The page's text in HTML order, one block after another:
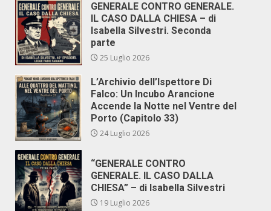
GENERALE CONTRO GENERALE.
IL CASO DALLA CHIESA – di
Isabella Silvestri. Seconda
parte
25 Luglio 2026
L’Archivio dell’Ispettore Di
Falco: Un Incubo Arancione
Accende la Notte nel Ventre del
Porto (Capitolo 33)
24 Luglio 2026
“GENERALE CONTRO
GENERALE. IL CASO DALLA
CHIESA” – di Isabella Silvestri
19 Luglio 2026